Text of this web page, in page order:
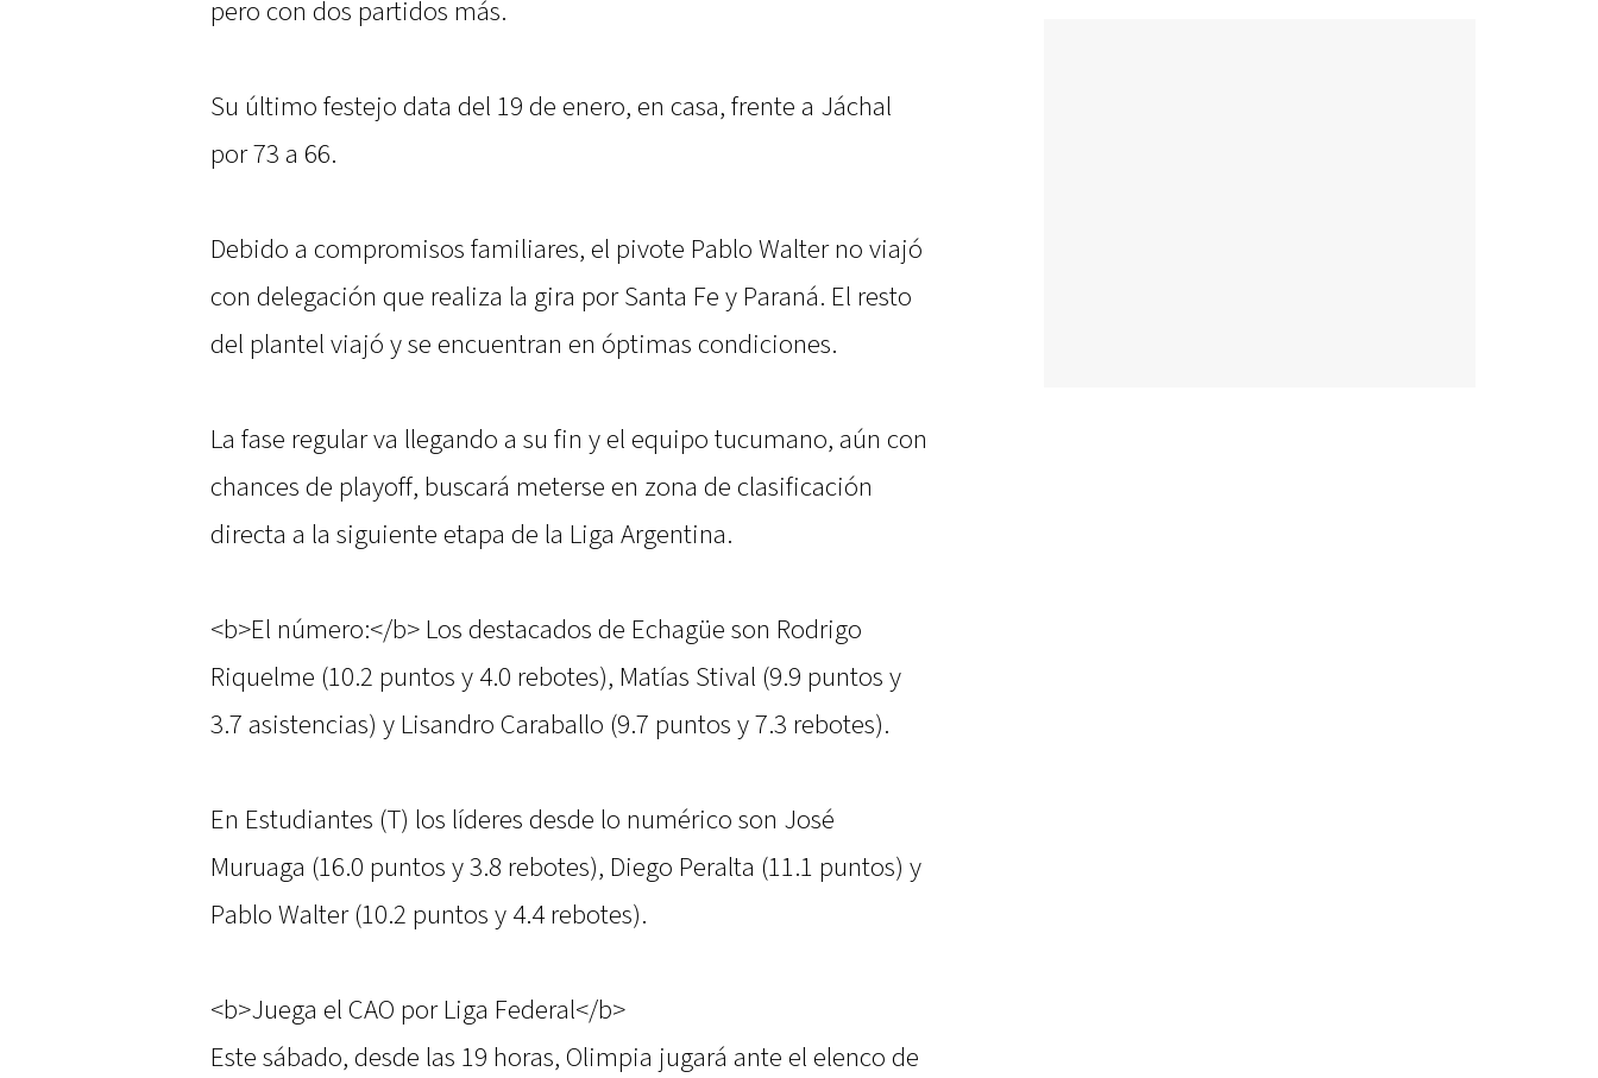
pero con dos partidos más.
Su último festejo data del 19 de enero, en casa, frente a Jáchal
por 73 a 66.
Debido a compromisos familiares, el pivote Pablo Walter no viajó
con delegación que realiza la gira por Santa Fe y Paraná. El resto
del plantel viajó y se encuentran en óptimas condiciones.
La fase regular va llegando a su fin y el equipo tucumano, aún con
chances de playoff, buscará meterse en zona de clasificación
directa a la siguiente etapa de la Liga Argentina.
<b>El número:</b> Los destacados de Echagüe son Rodrigo
Riquelme (10.2 puntos y 4.0 rebotes), Matías Stival (9.9 puntos y
3.7 asistencias) y Lisandro Caraballo (9.7 puntos y 7.3 rebotes).
En Estudiantes (T) los líderes desde lo numérico son José
Muruaga (16.0 puntos y 3.8 rebotes), Diego Peralta (11.1 puntos) y
Pablo Walter (10.2 puntos y 4.4 rebotes).
<b>Juega el CAO por Liga Federal</b>
Este sábado, desde las 19 horas, Olimpia jugará ante el elenco de